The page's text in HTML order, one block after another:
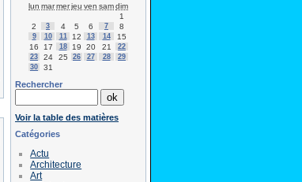
lun marmerjeu ven samdim
1
2
3 4 5 6 7 8
9 10 11 12 13 14
15
16
17 18 19 20 21
22
23
24 25 26 27 28
29
30
31
Rechercher
Voir la table des matières
Catégories
Actu
Architecture
Art